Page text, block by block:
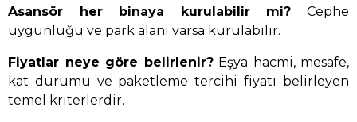
Asansör her binaya kurulabilir mi? Cephe
uygunluğu ve park alanı varsa kurulabilir.
Fiyatlar neye göre belirlenir?Eşya hacmi, mesafe,
kat durumu ve paketleme tercihi fiyatı belirleyen
temel kriterlerdir.